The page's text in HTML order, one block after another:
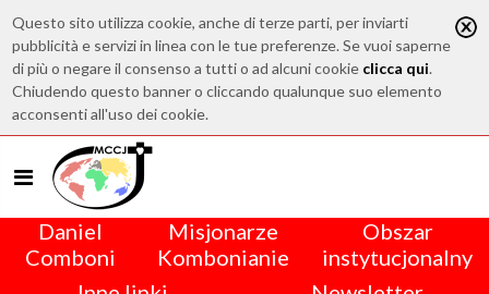
Questo sito utilizza cookie, anche di terze parti, per inviarti
pubblicità e servizi in linea con le tue preferenze. Se vuoi saperne
di più o negare il consenso a tutti o ad alcuni cookie clicca qui.
Chiudendo questo banner o cliccando qualunque suo elemento
acconsenti all'uso dei cookie.
Daniel
Comboni
Misjonarze
Kombonianie
Obszar
instytucjonalny